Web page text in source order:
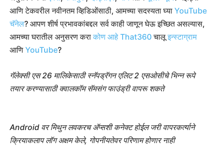
आणि टेकवरील नवीनतम व्हिडिओंसाठी, आमच्या सदस्यता घ्या YouTube
चॅनेल? आपण शीर्ष प्रभावकांबद्दल सर्व काही जाणून घेऊ इच्छित असल्यास,
आमच्या घरातील अनुसरण करा कोण आहे That360चालूइन्स्टाग्राम
आणि YouTube?
गॅलेक्सी एस 26 मालिकेसाठी स्नॅपड्रॅगन एलिट 2 एसओसीचे भिन्न रूपे
तयार करण्यासाठी क्वालकॉम सॅमसंग फाउंड्री वापरू शकते
Android वर मिथुन लवकरच अ‍ॅप्सशी कनेक्ट होईल जरी वापरकर्त्याने
क्रियाकलाप लॉग अक्षम केले, गोपनीयतेवर परिणाम होणार नाही